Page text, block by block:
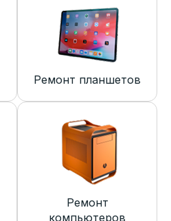
Ремонт планшетов
Ремонт
компьютеров